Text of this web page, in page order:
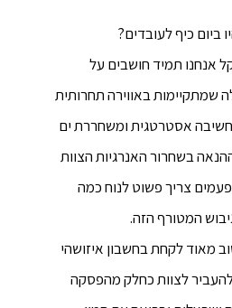
ביום כיף לעובדים?
אנחנו תמיד חושבים על
שמתקיימות באווירה תחרותית
אסטרטגית ומשחררת ים
בשחרור האנרגיות הצוות
צריך פשוט לנוח כמה
המטורף הזה.
מאוד לקחת בחשבון איזושהי
לצוות כחלק מהפסקה